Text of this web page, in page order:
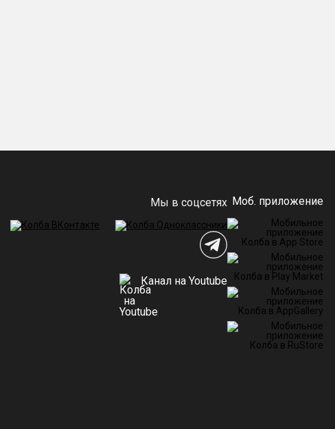
Мы в соцсетях
Канал на Youtube
Моб. приложение